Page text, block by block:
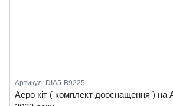
Артикул: DIA5-B9225
Аеро кіт ( комплект дооснащення ) на